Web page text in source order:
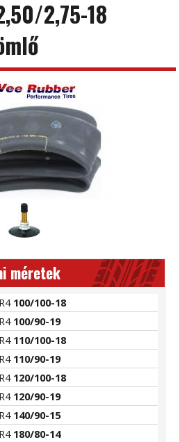
2,75-18
méretek
100/100-18
100/90-19
110/100-18
110/90-19
120/100-18
120/90-19
140/90-15
180/80-14